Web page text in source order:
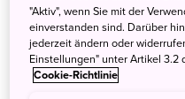
Natur ein
Der 124 km lange Niyodo
Shikokus bis zum
"Aktiv", wenn Sie mit der
einverstanden sind. Darüber
jederzeit ändern oder
Einstellungen" unter Artikel 3.2
Cookie-Richtlinie